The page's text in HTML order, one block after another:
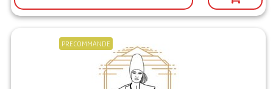
PRECOMMANDE